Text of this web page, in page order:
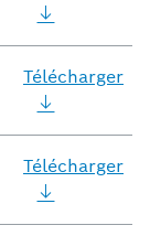
Télécharger
Télécharger